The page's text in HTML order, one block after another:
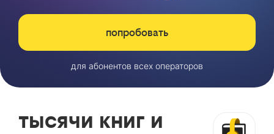
попробовать
для абонентов всех операторов
тысячи книг и